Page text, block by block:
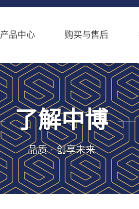
产品中心 购买与售后
了解中博
品质 · 创享未来